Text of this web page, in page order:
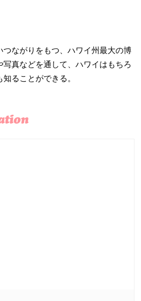
つながりをもつ、ハワイ州最大の博
写真などを通して、ハワイはもちろ
ることができる。